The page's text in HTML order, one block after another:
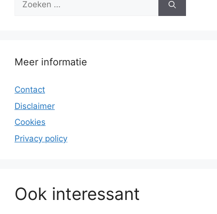
Meer informatie
Contact
Disclaimer
Cookies
Privacy policy
Ook interessant